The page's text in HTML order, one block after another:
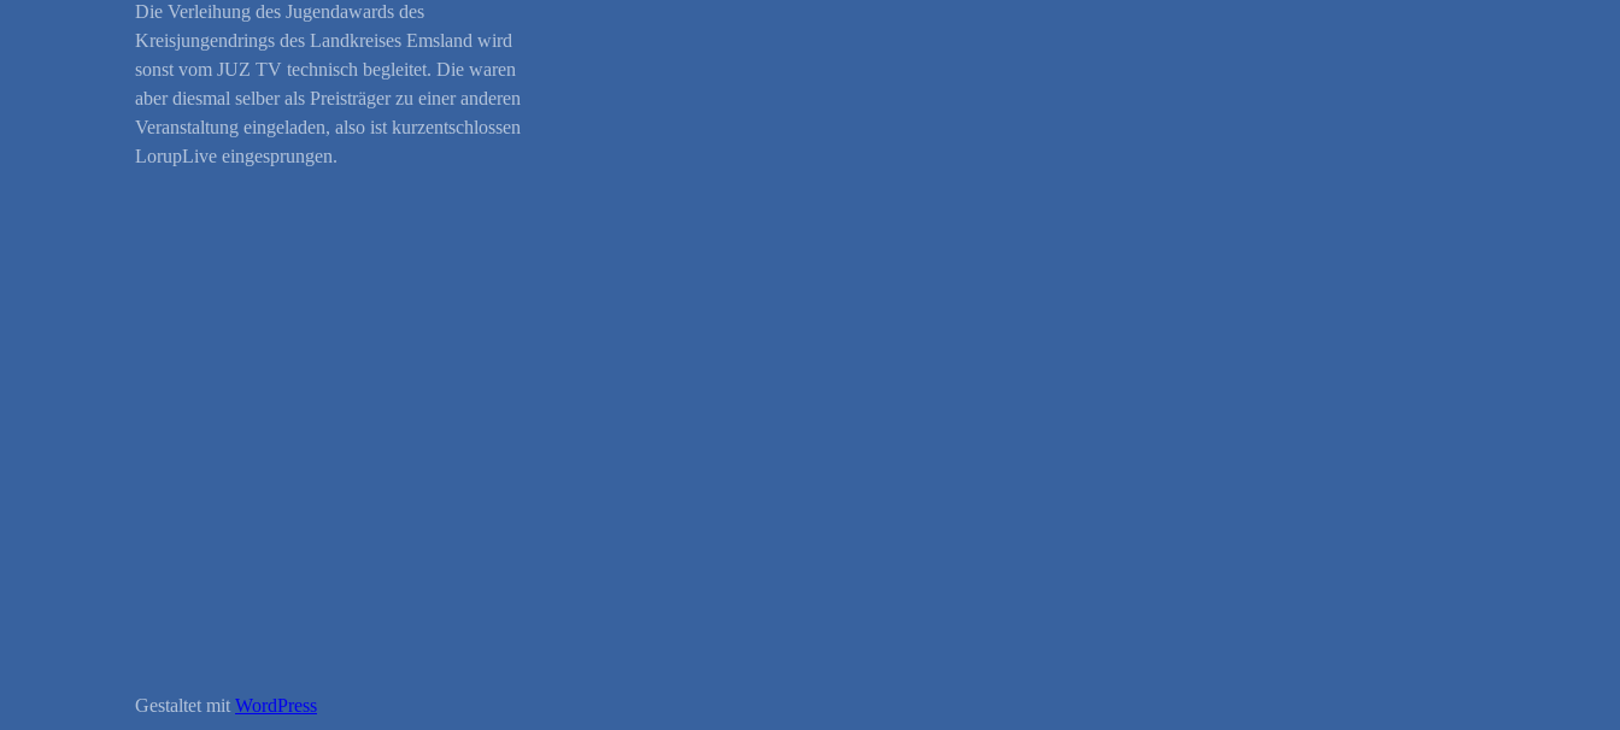
Die Verleihung des Jugendawards des
Kreisjungendrings des Landkreises Emsland wird
sonst vom JUZ TV technisch begleitet. Die waren
aber diesmal selber als Preisträger zu einer anderen
Veranstaltung eingeladen, also ist kurzentschlossen
LorupLive eingesprungen.
Gestaltet mit WordPress